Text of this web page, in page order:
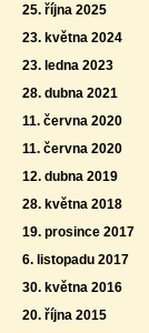
25. října 2025
23. května 2024
23. ledna 2023
28. dubna 2021
11. června 2020
11. června 2020
12. dubna 2019
28. května 2018
19. prosince 2017
6. listopadu 2017
30. května 2016
20. října 2015